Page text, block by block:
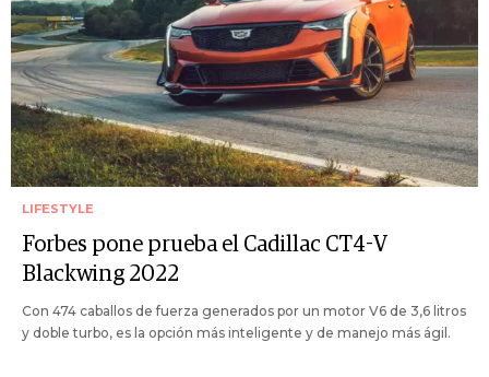
LIFESTYLE
Forbes pone prueba el Cadillac CT4-V
Blackwing 2022
Con 474 caballos de fuerza generados por un motor V6 de 3,6 litros
y doble turbo, es la opción más inteligente y de manejo más ágil.